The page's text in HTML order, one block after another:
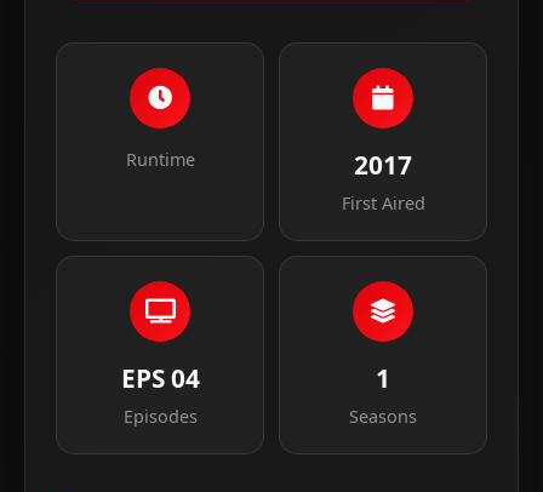
Runtime 2017
First Aired
EPS 04
Episodes
1
Seasons